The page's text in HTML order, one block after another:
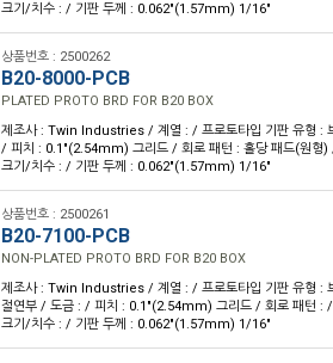
크기/치수 : / 기판 두께 : 0.062"(1.57mm) 1/16"
상품번호 : 2500262
B20-8000-PCB
PLATED PROTO BRD FOR B20 BOX
제조사 : Twin Industries / 계열 : / 프로토타입 기판 유형 :
/ 피치 : 0.1"(2.54mm) 그리드 / 회로 패턴 : 홀당 패드(원형
크기/치수 : / 기판 두께 : 0.062"(1.57mm) 1/16"
상품번호 : 2500261
B20-7100-PCB
NON-PLATED PROTO BRD FOR B20 BOX
제조사 : Twin Industries / 계열 : / 프로토타입 기판 유형 :
절연부 / 도금 : / 피치 : 0.1"(2.54mm) 그리드 / 회로 패턴 :
크기/치수 : / 기판 두께 : 0.062"(1.57mm) 1/16"